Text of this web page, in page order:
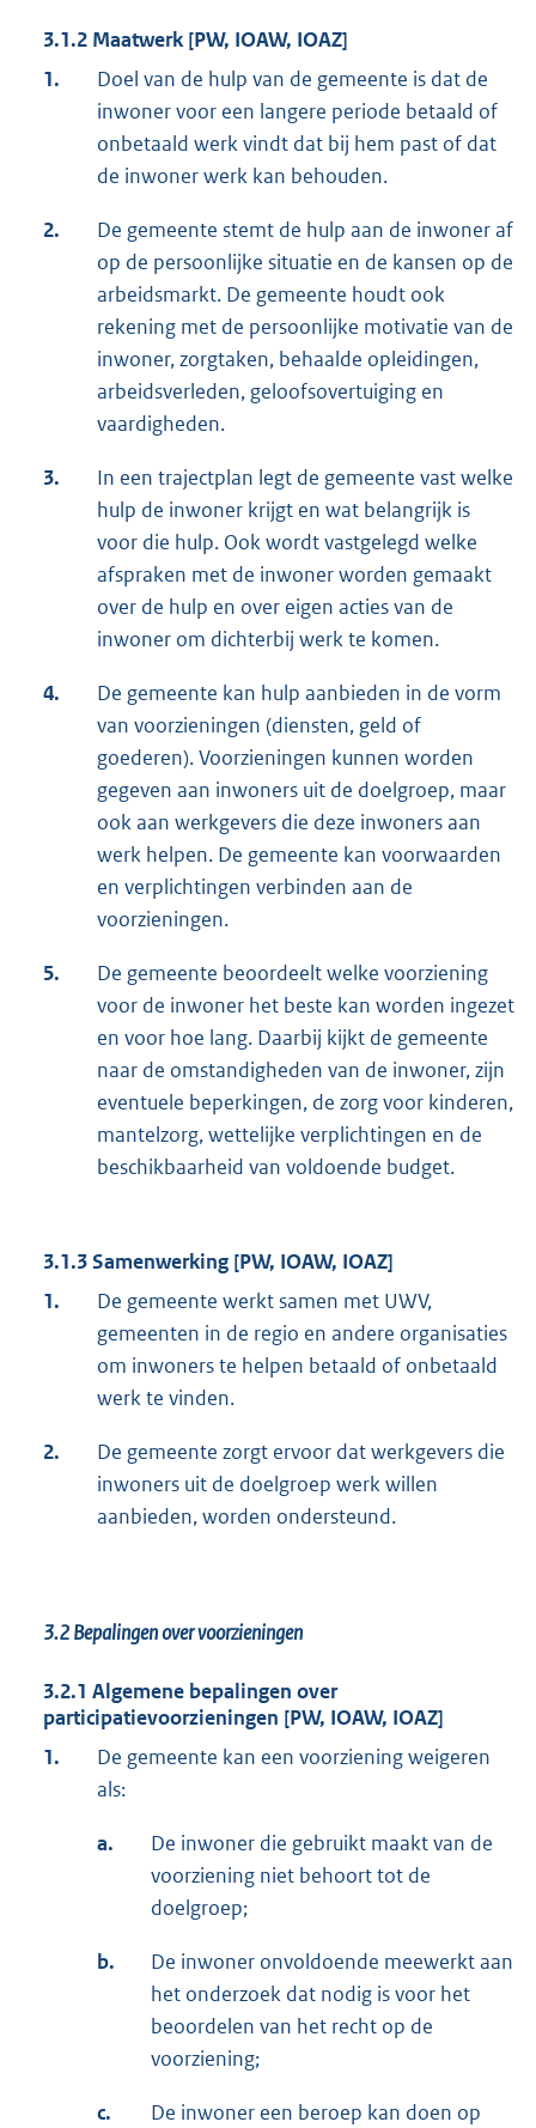
3.1.2 Maatwerk [PW, IOAW, IOAZ]
1.
Doel van de hulp van de gemeente is dat de
inwoner voor een langere periode betaald of
onbetaald werk vindt dat bij hem past of dat
de inwoner werk kan behouden.
2.
De gemeente stemt de hulp aan de inwoner af
op de persoonlijke situatie en de kansen op de
arbeidsmarkt. De gemeente houdt ook
rekening met de persoonlijke motivatie van de
inwoner, zorgtaken, behaalde opleidingen,
arbeidsverleden, geloofsovertuiging en
vaardigheden.
3.
In een trajectplan legt de gemeente vast welke
hulp de inwoner krijgt en wat belangrijk is
voor die hulp. Ook wordt vastgelegd welke
afspraken met de inwoner worden gemaakt
over de hulp en over eigen acties van de
inwoner om dichterbij werk te komen.
4.
De gemeente kan hulp aanbieden in de vorm
van voorzieningen (diensten, geld of
goederen). Voorzieningen kunnen worden
gegeven aan inwoners uit de doelgroep, maar
ook aan werkgevers die deze inwoners aan
werk helpen. De gemeente kan voorwaarden
en verplichtingen verbinden aan de
voorzieningen.
5.
De gemeente beoordeelt welke voorziening
voor de inwoner het beste kan worden ingezet
en voor hoe lang. Daarbij kijkt de gemeente
naar de omstandigheden van de inwoner, zijn
eventuele beperkingen, de zorg voor kinderen,
mantelzorg, wettelijke verplichtingen en de
beschikbaarheid van voldoende budget.
3.1.3 Samenwerking [PW, IOAW, IOAZ]
1.
De gemeente werkt samen met UWV,
gemeenten in de regio en andere organisaties
om inwoners te helpen betaald of onbetaald
werk te vinden.
2.
De gemeente zorgt ervoor dat werkgevers die
inwoners uit de doelgroep werk willen
aanbieden, worden ondersteund.
3.2Bepalingen over voorzieningen
3.2.1 Algemene bepalingen over
participatievoorzieningen [PW, IOAW, IOAZ]
1.
De gemeente kan een voorziening weigeren
als:
a.
De inwoner die gebruikt maakt van de
voorziening niet behoort tot de
doelgroep;
b.
De inwoner onvoldoende meewerkt aan
het onderzoek dat nodig is voor het
beoordelen van het recht op de
voorziening;
c.
De inwoner een beroep kan doen op